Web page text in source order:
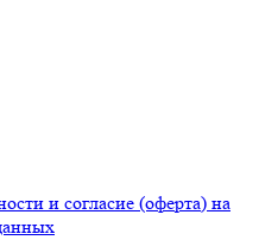
и согласие (оферта) на